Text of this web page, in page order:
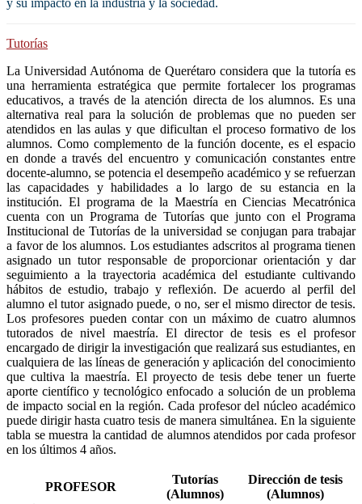
y su impacto en la industria y la sociedad.
Tutorías
La Universidad Autónoma de Querétaro considera que la tutoría es
una herramienta estratégica que permite fortalecer los programas
educativos, a través de la atención directa de los alumnos. Es una
alternativa real para la solución de problemas que no pueden ser
atendidos en las aulas y que dificultan el proceso formativo de los
alumnos. Como complemento de la función docente, es el espacio
en donde a través del encuentro y comunicación constantes entre
docente-alumno, se potencia el desempeño académico y se refuerzan
las capacidades y habilidades a lo largo de su estancia en la
institución. El programa de la Maestría en Ciencias Mecatrónica
cuenta con un Programa de Tutorías que junto con el Programa
Institucional de Tutorías de la universidad se conjugan para trabajar
a favor de los alumnos. Los estudiantes adscritos al programa tienen
asignado un tutor responsable de proporcionar orientación y dar
seguimiento a la trayectoria académica del estudiante cultivando
hábitos de estudio, trabajo y reflexión. De acuerdo al perfil del
alumno el tutor asignado puede, o no, ser el mismo director de tesis.
Los profesores pueden contar con un máximo de cuatro alumnos
tutorados de nivel maestría. El director de tesis es el profesor
encargado de dirigir la investigación que realizará sus estudiantes, en
cualquiera de las líneas de generación y aplicación del conocimiento
que cultiva la maestría. El proyecto de tesis debe tener un fuerte
aporte científico y tecnológico enfocado a solución de un problema
de impacto social en la región. Cada profesor del núcleo académico
puede dirigir hasta cuatro tesis de manera simultánea. En la siguiente
tabla se muestra la cantidad de alumnos atendidos por cada profesor
en los últimos 4 años.
PROFESOR
Tutorías
(Alumnos)
Dirección de tesis
(Alumnos)